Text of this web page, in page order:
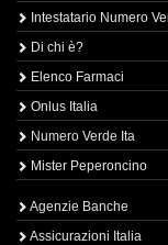
Intestatario Numero
Di chi è?
Elenco Farmaci
Onlus Italia
Numero Verde Ita
Mister Peperoncino
Agenzie Banche
Assicurazioni Italia